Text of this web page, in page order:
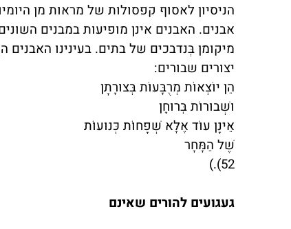
הניסיון לאסוף קפסולות של מראות מן
אבנים. האבנים אינן מופיעות במבנים
מיקומן בְּנדבכים של בתים. בעינינו
יצורים שבורים:
הֵן יוֹצְאוֹת מְרֻבָּעוֹת בְּצוּרָתָן
וּשְׁבוּרוֹת בְּרוּחָן
אֵינָן עוֹד אֶלָּא שְׁפָחוֹת כְּנוּעוֹת
שֶׁל הַמָּחָר
52).
)
געגועים להורים שאינם